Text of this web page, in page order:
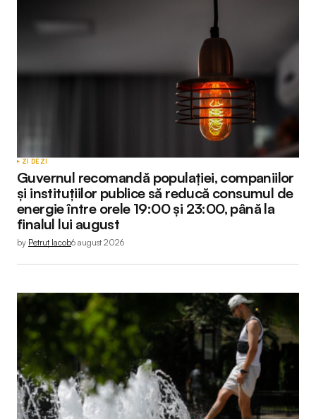
ZI DE ZI
Guvernul recomandă populației, companiilor
și instituțiilor publice să reducă consumul de
energie între orele 19:00 și 23:00, până la
finalul lui august
by Petruț Iacob6 august 2026